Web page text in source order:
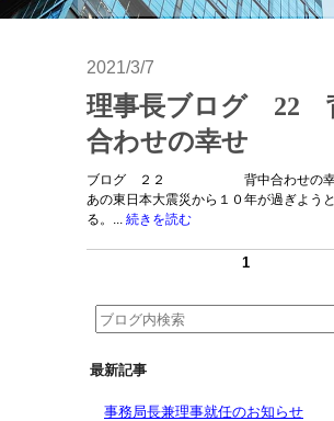
2021/3/7
理事長ブログ 22
合わせの幸せ
ブログ ２２ 背中合わせの幸
あの東日本大震災から１０年が過ぎよう
る。... 続きを読む
1
最新記事
事務局長兼理事就任のお知らせ